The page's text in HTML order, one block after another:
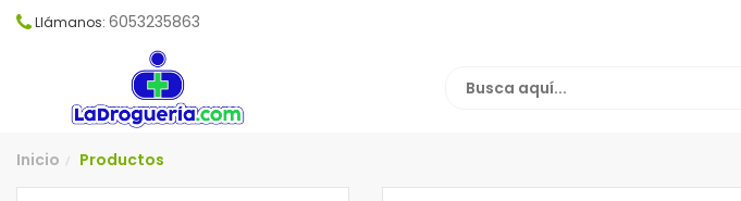
Llámanos: 6053235863
Inicio / Productos